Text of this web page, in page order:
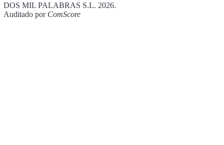
DOS MIL PALABRAS S.L. 2026.
Auditado por ComScore